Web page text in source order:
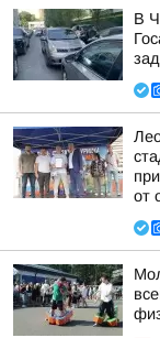
В
от